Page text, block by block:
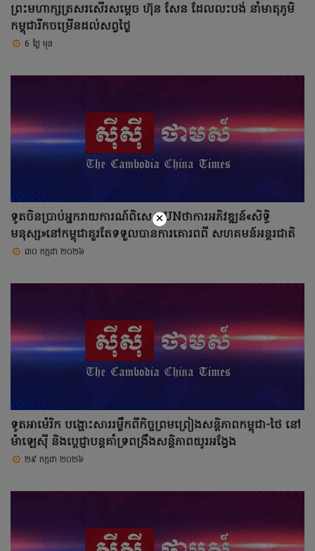
ព្រះមហាក្សត្រសរសើរសម្តេច ហ៊ុន សែន ដែលលះបង់ នាំមាតុភូមិ
កម្ពុជារីកចម្រើនដល់សព្វថ្ងៃ
6 ថ្ងៃ មុន
ទូតចិនប្រាប់អ្នករាយការណ៍ពិសេសUNថាការអភិវឌ្ឍន៍«សិទ្ធិ
មនុស្ស»នៅកម្ពុជាគួរតែទទួលបានការគោរពពី សហគមន៍អន្តរជាតិ
៣០ កក្កដា ២០២៦
ទូតអាម៉េរិក បង្ហោះសាររម្លឹកពីកិច្ចព្រមព្រៀងសន្តិភាពកម្ពុជា-ថៃ នៅ
ម៉ាឡេស៊ី និងប្តេជ្ញាបន្តគាំទ្រពង្រឹងសន្តិភាពយូរអង្វែង
២៩ កក្កដា ២០២៦
×